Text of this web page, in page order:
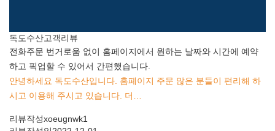
독도수산고객리뷰
전화주문 번거로움 없이 홈페이지에서 원하는 날짜와 시간에 예약
하고 픽업할 수 있어서 간편했습니다.
안녕하세요 독도수산입니다. 홈페이지 주문 많은 분들이 편리해 하
시고 이용해 주시고 있습니다. 더…
리뷰작성xoeugnwk1